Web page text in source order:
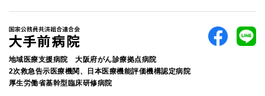
地域医療支援病院 大阪府がん診療拠点病院
2次救急告示医療機関、日本医療機能評価機構認定病院
厚生労働省基幹型臨床研修病院